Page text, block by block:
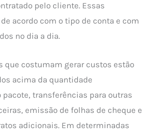
pelo cliente. Essas
acordo com o tipo de conta e com
no dia a dia.
que costumam gerar custos estão
acima da quantidade
transferências para outras
emissão de folhas de cheque e
adicionais. Em determinadas